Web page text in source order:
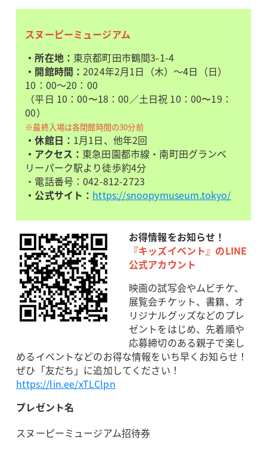
スヌーピーミュージアム
・所在地： 東京都町田市鶴間3-1-4
・開館時間：2024年2月1日（木）～4日（日）
10：00～20：00
（平日 10：00〜18：00／土日祝 10：00〜19：
00）
※最終入場は各閉館時間の30分前
・休館日： 1月1日、他年2回
・アクセス： 東急田園都市線・南町田グランベ
リーパーク駅より徒歩約4分
・電話番号：042-812-2723
・公式サイト： https://snoopymuseum.tokyo/
お得情報をお知らせ！
『キッズイベント』のLINE
公式アカウント
映画の試写会やムビチケ、
展覧会チケット、書籍、オ
リジナルグッズなどのプレ
ゼントをはじめ、先着順や
応募締切のある親子で楽し
めるイベントなどのお得な情報をいち早くお知らせ！
ぜひ「友だち」に追加してください！
https://lin.ee/xTLClpn
プレゼント名
スヌーピーミュージアム招待券